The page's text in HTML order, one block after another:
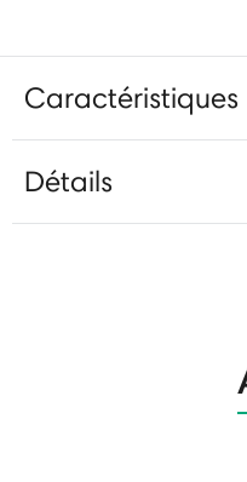
Caractéristiques
Détails